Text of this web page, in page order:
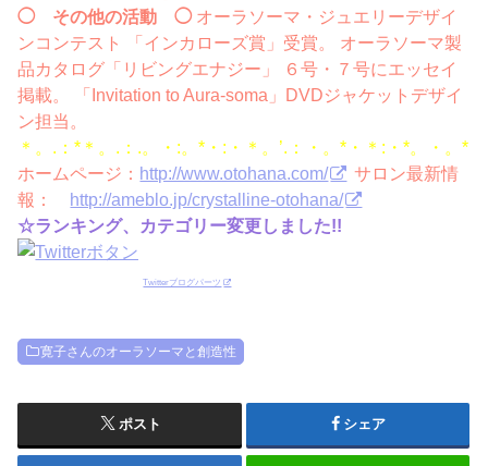
◯ その他の活動 ◯オーラソーマ・ジュエリーデザイ
ンコンテスト 「インカローズ賞」受賞。 オーラソーマ製
品カタログ「リビングエナジー」 ６号・７号にエッセイ
掲載。 「Invitation to Aura-soma」DVDジャケットデザイ
ン担当。
＊。.：*＊。.：.。・:。*・:・＊。’.：・。*・＊:・*。・。*
ホームページ： http://www.otohana.com/
サロン最新情
報：
http://ameblo.jp/crystalline-otohana/
☆ランキング、カテゴリー変更しました!!
Twitterブログパーツ
寛子さんのオーラソーマと創造性
ポスト シェア